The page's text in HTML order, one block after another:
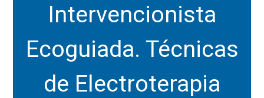
Intervencionista
Ecoguiada. Técnicas
de Electroterapia